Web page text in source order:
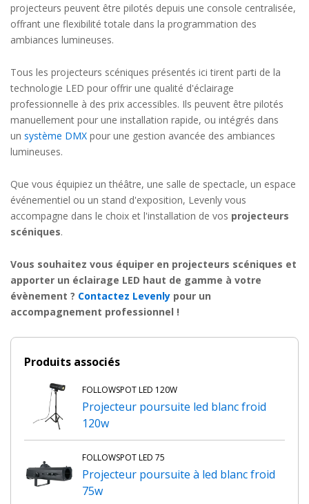
projecteurs peuvent être pilotés depuis une console centralisée,
offrant une flexibilité totale dans la programmation des
ambiances lumineuses.
Tous les projecteurs scéniques présentés ici tirent parti de la
technologie LED pour offrir une qualité d'éclairage
professionnelle à des prix accessibles. Ils peuvent être pilotés
manuellement pour une installation rapide, ou intégrés dans
un système DMX pour une gestion avancée des ambiances
lumineuses.
Que vous équipiez un théâtre, une salle de spectacle, un espace
événementiel ou un stand d'exposition, Levenly vous
accompagne dans le choix et l'installation de vos projecteurs
scéniques.
Vous souhaitez vous équiper en projecteurs scéniques et
apporter un éclairage LED haut de gamme à votre
évènement ? Contactez Levenly pour un
accompagnement professionnel !
Produits associés
FOLLOWSPOT LED 120W
Projecteur poursuite led blanc froid
120w
FOLLOWSPOT LED 75
Projecteur poursuite à led blanc froid
75w